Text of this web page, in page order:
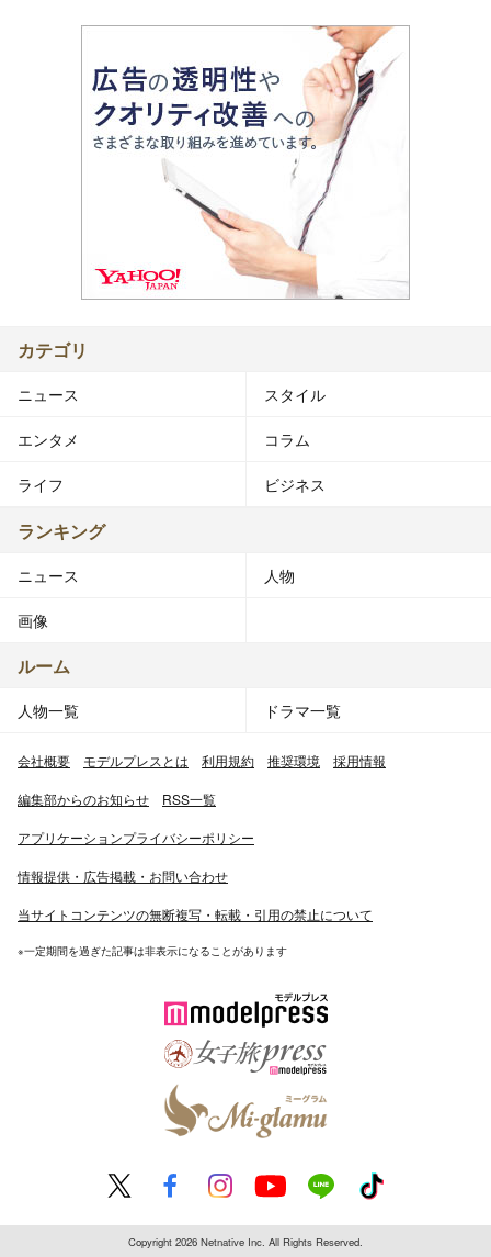
カテゴリ
ニュース スタイル
エンタメ コラム
ライフ ビジネス
ランキング
ニュース 人物
画像
ルーム
人物一覧 ドラマ一覧
会社概要 モデルプレスとは 利用規約 推奨環境 採用情報
編集部からのお知らせ RSS一覧
アプリケーションプライバシーポリシー
情報提供・広告掲載・お問い合わせ
当サイトコンテンツの無断複写・転載・引用の禁止について
※一定期間を過ぎた記事は非表示になることがあります
Copyright 2026 Netnative Inc. All Rights Reserved.